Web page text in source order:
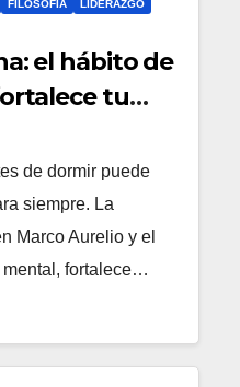
FILOSOFÍA
LIDERAZGO
el hábito de
tu
de dormir puede
siempre. La
Marco Aurelio y el
mental, fortalece…